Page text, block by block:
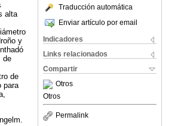
Traducción automática
Enviar artículo por email
Indicadores
Links relacionados
Compartir
Otros
Otros
Permalink
alta
y
de
de
para